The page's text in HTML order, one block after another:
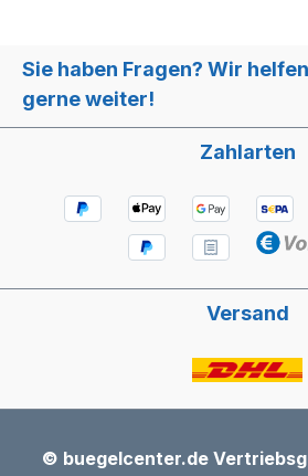
Sie haben Fragen? Wir
gerne weiter!
Zahlarten
Versand
© buegelcenter.de